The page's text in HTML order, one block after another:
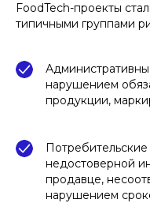
FoodTech-проекты
типичными группами
нарушением
продукции,
недостоверной
продавце,
нарушением